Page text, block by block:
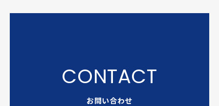
お問い合わせ